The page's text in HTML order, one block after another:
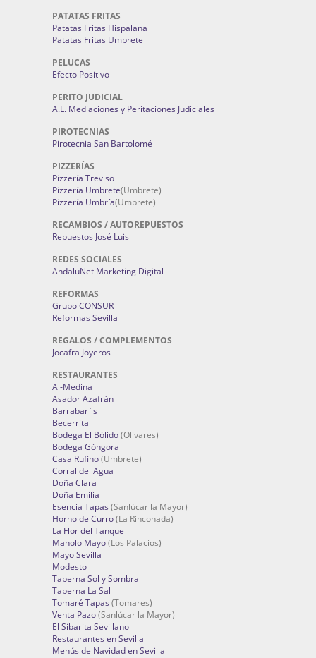
PATATAS FRITAS
Patatas Fritas Hispalana
Patatas Fritas Umbrete
PELUCAS
Efecto Positivo
PERITO JUDICIAL
A.L. Mediaciones y Peritaciones Judiciales
PIROTECNIAS
Pirotecnia San Bartolomé
PIZZERÍAS
Pizzería Treviso
Pizzería Umbrete(Umbrete)
Pizzería Umbría(Umbrete)
RECAMBIOS / AUTOREPUESTOS
Repuestos José Luis
REDES SOCIALES
AndaluNet Marketing Digital
REFORMAS
Grupo CONSUR
Reformas Sevilla
REGALOS / COMPLEMENTOS
Jocafra Joyeros
RESTAURANTES
Al-Medina
Asador Azafrán
Barrabar´s
Becerrita
Bodega El Bólido(Olivares)
Bodega Góngora
Casa Rufino(Umbrete)
Corral del Agua
Doña Clara
Doña Emilia
Esencia Tapas (Sanlúcar la Mayor)
Horno de Curro(La Rinconada)
La Flor del Tanque
Manolo Mayo(Los Palacios)
Mayo Sevilla
Modesto
Taberna Sol y Sombra
Taberna La Sal
Tomaré Tapas (Tomares)
Venta Pazo(Sanlúcar la Mayor)
El Sibarita Sevillano
Restaurantes en Sevilla
Menús de Navidad en Sevilla